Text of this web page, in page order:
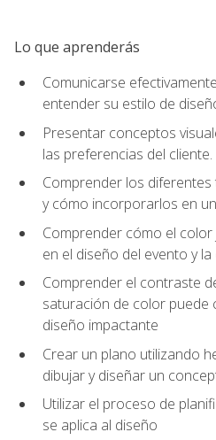
Lo que aprenderás
Comunicarse
entender su estilo de
Presentar conceptos
las preferencias del cliente.
Comprender los
y cómo incorporarlos en
Comprender cómo el
en el diseño del evento y
Comprender el contraste
saturación de color puede
diseño impactante
Crear un plano utilizando
dibujar y diseñar un
Utilizar el proceso de
se aplica al diseño